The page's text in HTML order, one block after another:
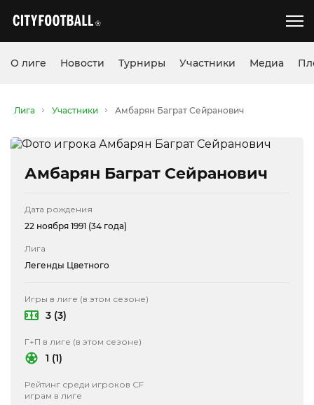
О лиге Новости Турниры Участники Медиа
Лига Участники Амбарян Баграт Сейранович
Амбарян Баграт Сейранович
Дата рождения
22 ноября 1991 (34 года)
Лига
Легенды Цветного
Игры в лиге (в этом сезоне)
3 (3)
Г+П в лиге (в этом сезоне)
1 (1)
Рейтинг среди игроков CF
играм в лиге